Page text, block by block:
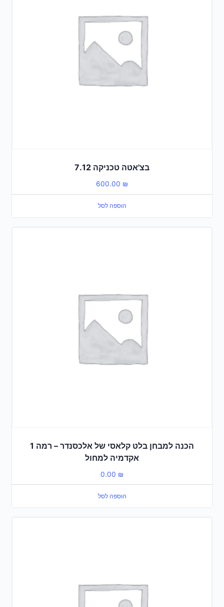
בצ'אטה טכניקה 7.12
600.00 ₪
הוספה לסל
הכנה למבחן בלט קלאסי של אלכסנדר – רמה 1
אקדמיה למחול
0.00 ₪
הוספה לסל